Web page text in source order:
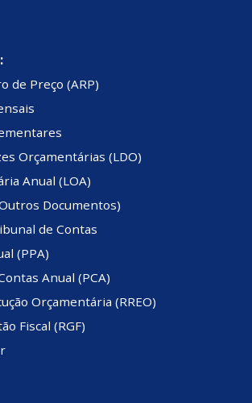
de Preço (ARP)
Orçamentárias (LDO)
Anual (LOA)
Documentos)
de Contas
(PPA)
Anual (PCA)
Orçamentária (RREO)
Fiscal (RGF)